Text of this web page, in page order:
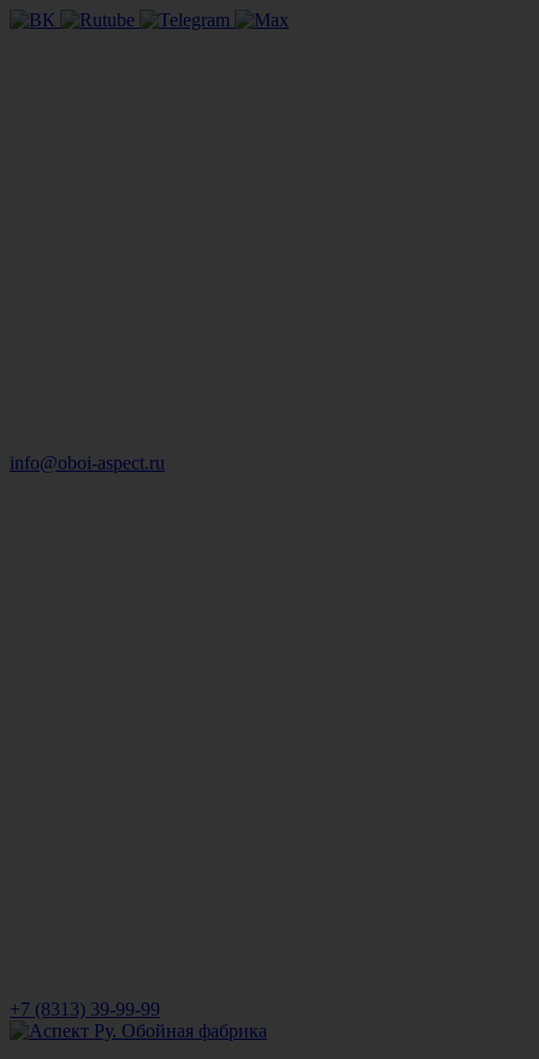
info@oboi-aspect.ru
+7 (8313) 39-99-99